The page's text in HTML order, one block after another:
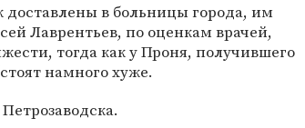
в больницы города, им
Лаврентьев, по оценкам врачей,
тогда как у Проня, получившего
намного хуже.